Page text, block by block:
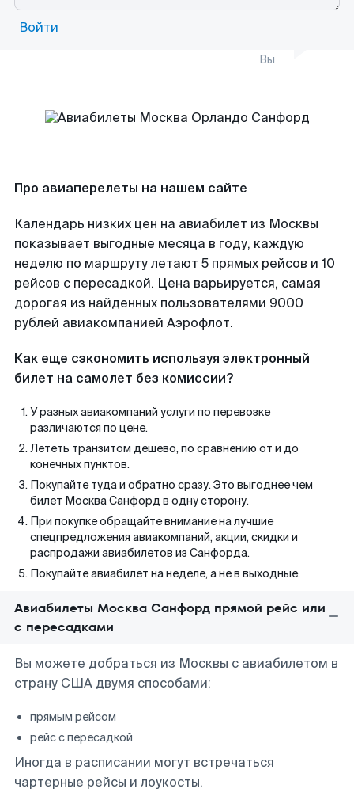
Войти
Вы
Про авиаперелеты на нашем сайте
Календарь низких цен на авиабилет из Москвы
показывает выгодные месяца в году, каждую
неделю по маршруту летают 5 прямых рейсов и 10
рейсов с пересадкой. Цена варьируется, самая
дорогая из найденных пользователями 9000
рублей авиакомпанией Аэрофлот.
Как еще сэкономить используя электронный
билет на самолет без комиссии?
У разных авиакомпаний услуги по перевозке
различаются по цене.
Лететь транзитом дешево, по сравнению от и до
конечных пунктов.
Покупайте туда и обратно сразу. Это выгоднее чем
билет Москва Санфорд в одну сторону.
При покупке обращайте внимание на лучшие
спецпредложения авиакомпаний, акции, скидки и
распродажи авиабилетов из Санфорда.
Покупайте авиабилет на неделе, а не в выходные.
Авиабилеты Москва Санфорд прямой рейс или
с пересадками
Вы можете добраться из Москвы с авиабилетом в
страну США двумя способами:
прямым рейсом
рейс с пересадкой
Иногда в расписании могут встречаться
чартерные рейсы и лоукосты.